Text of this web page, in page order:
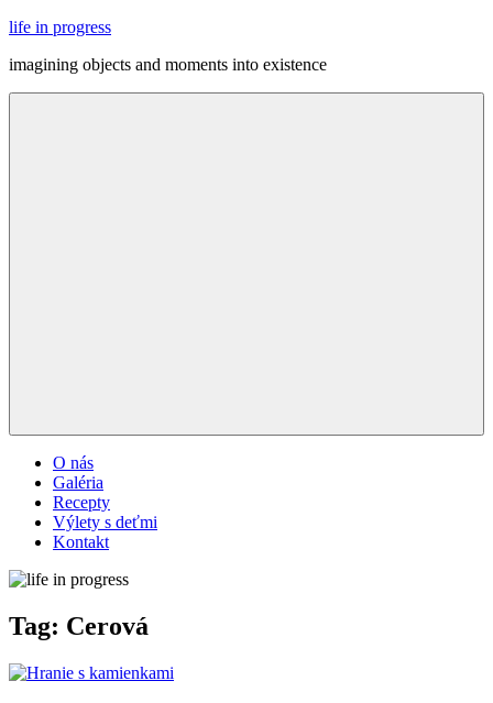
Skip
content
life in progress
imagining objects and moments into existence
O nás
Galéria
Recepty
Výlety s deťmi
Kontakt
Tag: Cerová